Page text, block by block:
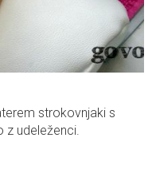
strokovnjaki s
z udeleženci.